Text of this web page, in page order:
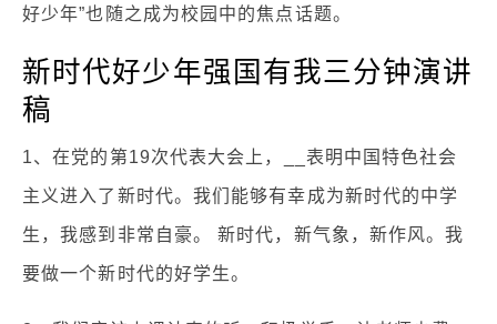
好少年”也随之成为校园中的焦点话题。
新时代好少年强国有我三分钟演讲
稿
1、在党的第19次代表大会上，__表明中国特色社会
主义进入了新时代。我们能够有幸成为新时代的中学
生，我感到非常自豪。 新时代，新气象，新作风。我
要做一个新时代的好学生。